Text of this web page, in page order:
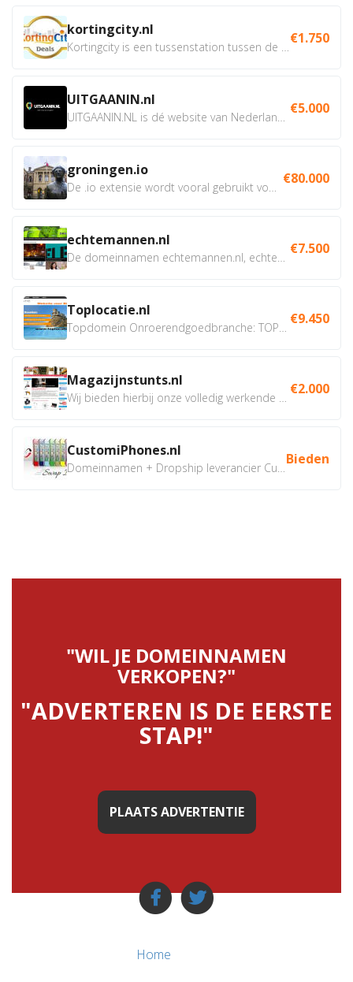
kortingcity.nl €1.750
UITGAANIN.nl €5.000
groningen.io €80.000
echtemannen.nl €7.500
Toplocatie.nl €9.450
Magazijnstunts.nl €2.000
CustomiPhones.nl Bieden
"WIL JE DOMEINNAMEN
VERKOPEN?"
"ADVERTEREN IS DE EERSTE
STAP!"
PLAATS ADVERTENTIE
Home